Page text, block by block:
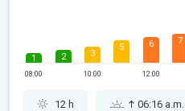
1
08:00
2 3
10:00
5 6
12:00
7
12 h 06:16 a.m.